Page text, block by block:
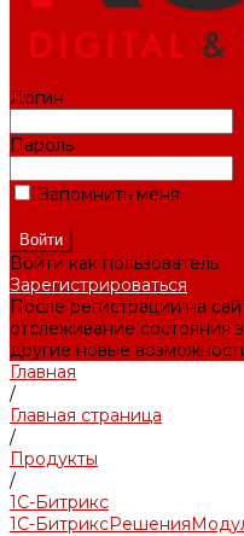
Логин
Пароль
Запомнить меня
Войти как пользователь
Зарегистрироваться
После регистрации на
отслеживание состояния
другие новые
Главная
/
Главная страница
/
Продукты
/
1С-Битрикс
1С-БитриксРешения